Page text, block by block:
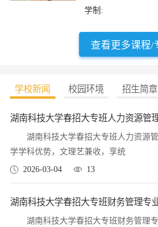
学制:
查看更多课程/
学校新闻 校园环境 招生简章
湖南科技大学春招大专班人力资源管
湖南科技大学春招大专班人力资源
学学科优势，文理艺兼收，享统
2026-03-04
13
湖南科技大学春招大专班财务管理专
湖南科技大学春招大专班财务管理